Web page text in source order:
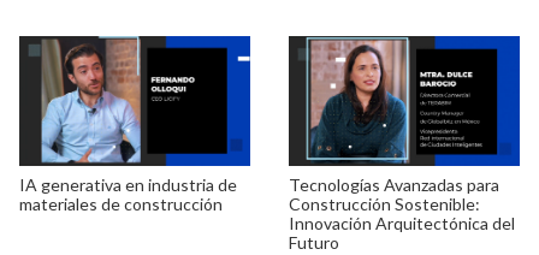
IA generativa en industria de
materiales de construcción
Tecnologías Avanzadas para
Construcción Sostenible:
Innovación Arquitectónica del
Futuro